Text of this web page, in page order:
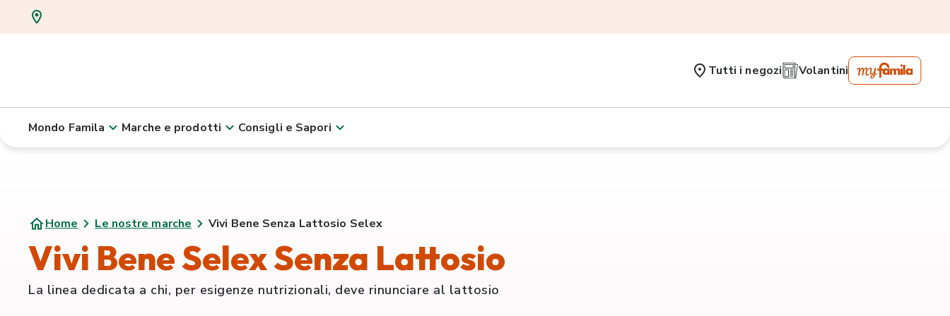
Tutti i negozi Volantini
Mondo Famila Marche e prodotti Consigli e Sapori
Home Le nostre marche Vivi Bene Senza Lattosio Selex
Vivi Bene Selex Senza Lattosio
La linea dedicata a chi, per esigenze nutrizionali, deve rinunciare al lattosio